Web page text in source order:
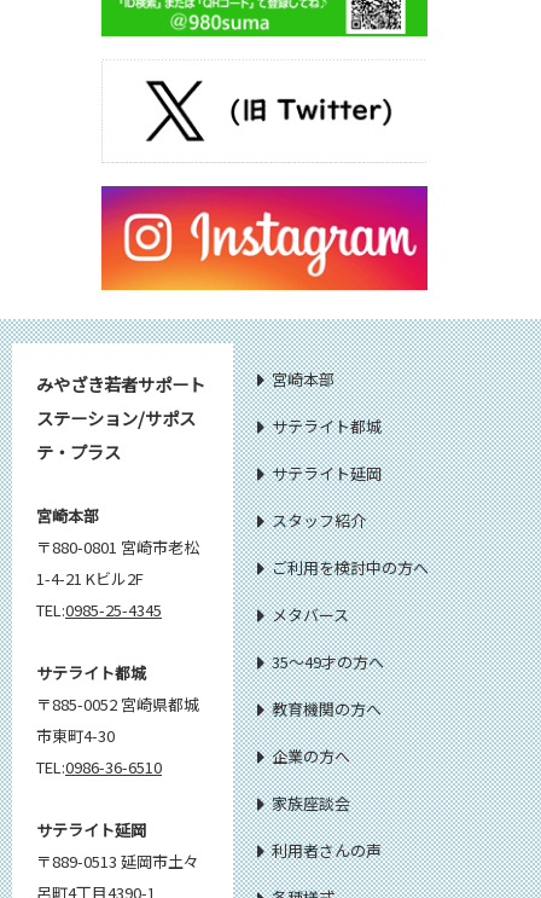
みやざき若者サポート
ステーション/サポス
テ・プラス
宮崎本部
〒880-0801 宮崎市老松
1-4-21 Kビル2F
TEL:0985-25-4345
サテライト都城
〒885-0052 宮崎県都城
市東町4-30
TEL:0986-36-6510
サテライト延岡
〒889-0513 延岡市土々
呂町4丁目4390-1
宮崎本部
サテライト都城
サテライト延岡
スタッフ紹介
ご利用を検討中の方へ
メタバース
35～49才の方へ
教育機関の方へ
企業の方へ
家族座談会
利用者さんの声